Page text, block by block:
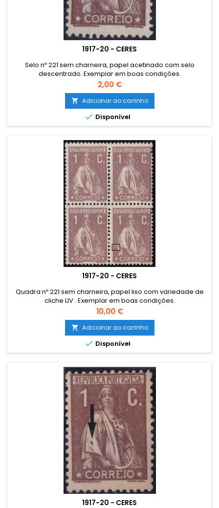
1917-20 - CERES
Selo nº 221 sem charneira, papel acetinado com selo
descentrado. Exemplar em boas condições.
Preço
2,00 €
 Adicionar ao carrinho
 Disponível
1917-20 - CERES
Quadra nº 221 sem charneira, papel liso com variedade de
cliche LIV . Exemplar em boas condições.
Preço
10,00 €
 Adicionar ao carrinho
 Disponível
1917-20 - CERES